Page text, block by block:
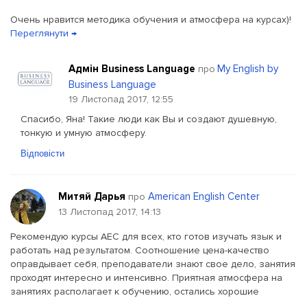
Очень нравится методика обучения и атмосфера на курсах)!
Переглянути →
Адмін Business Language про My English by
Business Language
19 Листопад 2017, 12:55
Спасибо, Яна! Такие люди как Вы и создают душевную,
тонкую и умную атмосферу.
Відповісти
Митяй Дарья про American English Center
13 Листопад 2017, 14:13
Рекомендую курсы АЕС для всех, кто готов изучать язык и
работать над результатом. Соотношение цена-качество
оправдывает себя, преподаватели знают свое дело, занятия
проходят интересно и интенсивно. Приятная атмосфера на
занятиях располагает к обучению, остались хорошие